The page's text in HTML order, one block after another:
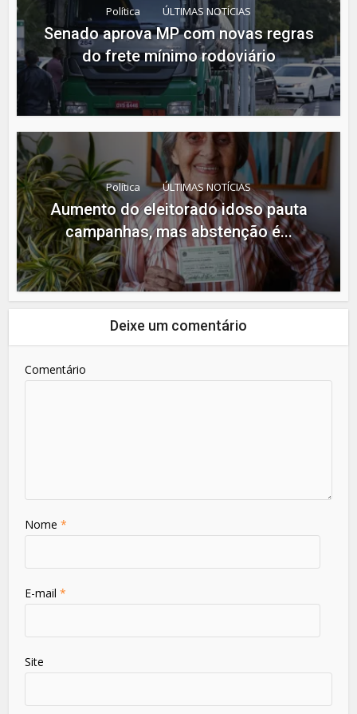
Política ÚLTIMAS NOTÍCIAS
Senado aprova MP com novas regras
do frete mínimo rodoviário
Política ÚLTIMAS NOTÍCIAS
Aumento do eleitorado idoso pauta
campanhas, mas abstenção é...
Deixe um comentário
Comentário
Nome*
E-mail*
Site